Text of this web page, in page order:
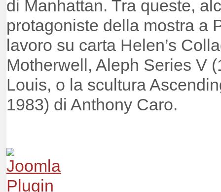
di Manhattan. Tra queste,
protagoniste della mostra a
lavoro su carta Helen’s
Motherwell, Aleph Series V
Louis, o la scultura
1983) di Anthony Caro.